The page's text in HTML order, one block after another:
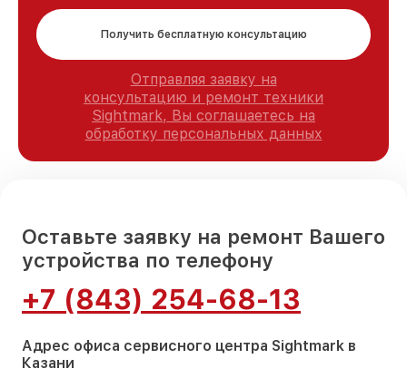
Получить бесплатную консультацию
Отправляя заявку на
консультацию и ремонт техники
Sightmark, Вы соглашаетесь на
обработку персональных данных
Оставьте заявку на ремонт Вашего
устройства по телефону
+7 (843) 254-68-13
Адрес офиса сервисного центра Sightmark в
Казани